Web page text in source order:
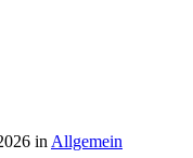
in Allgemein